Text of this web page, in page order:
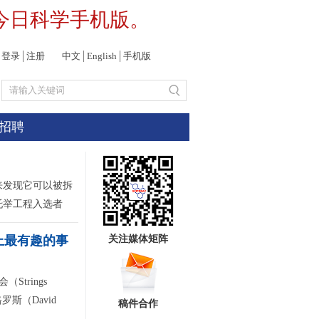
日科学手机版。
登录 注册 中文 English 手机版
聘
发现它可以被拆
举工程入选者
最有趣的事
（Strings
斯（David
关注媒体矩阵
稿件合作